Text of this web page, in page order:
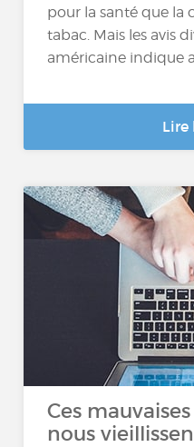
pour la santé que
tabac. Mais les avis
américaine indique
Lire
Ces
nous